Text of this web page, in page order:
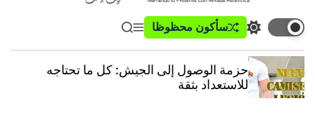
ا
ة
خ
ر
ج
ب
س
ت
ا
ت
ب
ي
ل
سأكون محظوظا
ق
ا
م
ي
ب
ث
حزمة الوصول إلى الجيش: كل ما تحتاجه
للاستعداد بثقة